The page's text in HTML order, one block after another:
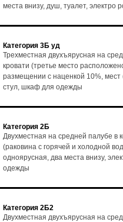
места внизу, душ, туалет,
Категория 3Б уд
Трехместная двухъярусная на
кровати (третье место
размещении с наценкой 10%, мест
стул, шкаф для одежды
Категория 2Б
Двухместная на средней палубе в
(раковина с горячей и холодной
одноярусная, два места внизу,
одежды
Категория 2Б2
Двухместная двухъярусная на